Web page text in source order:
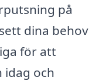
på
dina behov
för att
idag och